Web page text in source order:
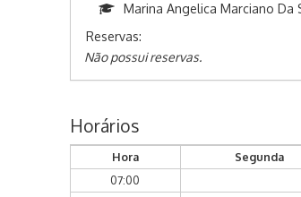
Marina Angelica Marciano Da
Reservas:
Não possui reservas.
Horários
Hora Segunda
07:00